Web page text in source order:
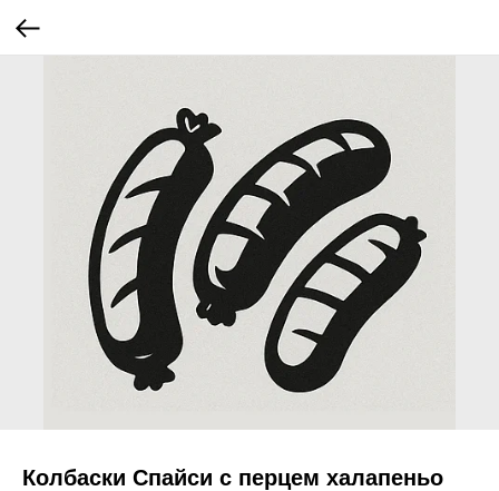
Колбаски Спайси с перцем халапеньо